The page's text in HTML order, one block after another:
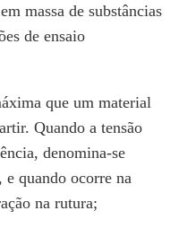
massa de substâncias
de ensaio
que um material
Quando a tensão
denomina-se
e quando ocorre na
na rutura;